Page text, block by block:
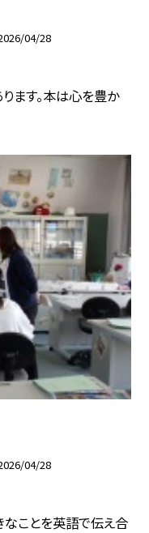
04/28
ます。本は心を豊か
04/28
なことを英語で伝え合